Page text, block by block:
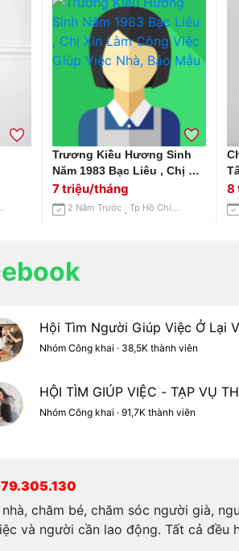
Minh
Trương Kiều Hương Sinh
Năm 1983 Bạc Liêu , Chị Xin
Làm Công Việc Giúp Việc
Nhà, Bảo Mẫu
7 triệu/tháng
2 Năm Trước Tp Hồ Chí Minh
8
Hội Tìm Người Giúp Việc Ở Lại
Nhóm Công khai · 38,5K thành viên
HỘI TÌM GIÚP VIỆC - TẠP VỤ
Nhóm Công khai · 91,7K thành viên
chăm bé, chăm sóc người già,
và người cần lao động. Tất cả đều